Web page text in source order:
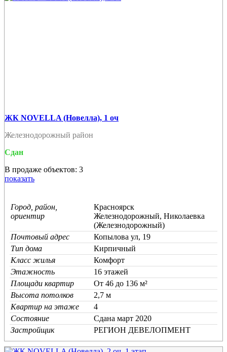
ЖК NOVELLA (Новелла), 1 оч
Железнодорожный район
Сдан
В продаже объектов: 3
показать
Город, район,
ориентир
Красноярск
Железнодорожный, Николаевка
(Железнодорожный)
Почтовый адрес
Копылова ул, 19
Тип дома
Кирпичный
Класс жилья
Комфорт
Этажность
16 этажей
Площади квартир
От 46 до 136 м²
Высота потолков
2,7 м
Квартир на этаже
4
Состояние
Cдана март 2020
Застройщик
РЕГИОН ДЕВЕЛОПМЕНТ